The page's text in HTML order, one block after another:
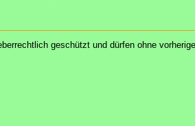
geschützt und dürfen ohne